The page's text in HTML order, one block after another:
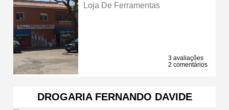
Loja De Ferramentas
3 avaliações
2 comentários
DROGARIA FERNANDO DAVIDE